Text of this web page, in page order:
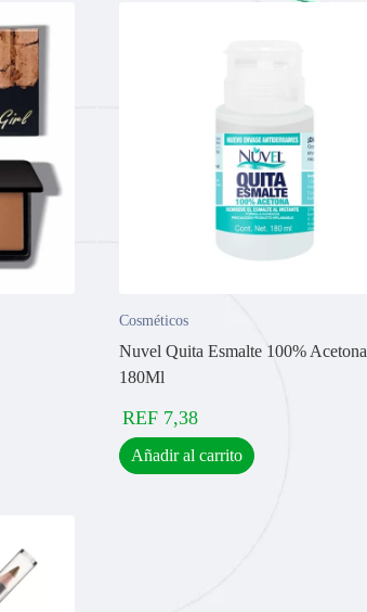
Cosméticos
Nuvel Quita Esmalte 100% Acetona
180Ml
REF 7,38
Añadir al carrito